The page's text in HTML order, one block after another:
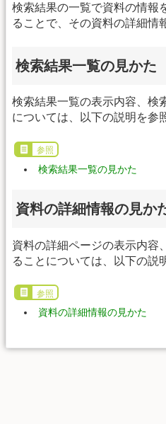
検索結果の一覧で資料の情報
ることで、その資料の詳細情
検索結果一覧の見かた
検索結果一覧の表示内容、検
については、以下の説明を参
参照
検索結果一覧の見かた
資料の詳細情報の見か
資料の詳細ページの表示内容
ることについては、以下の説
参照
資料の詳細情報の見かた